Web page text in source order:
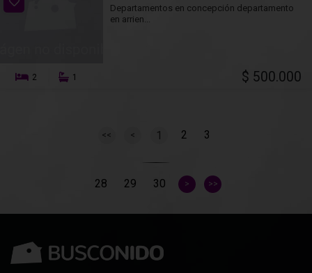
Departamentos en concepción departamento
en arrien...
2 1 $ 500.000
<< < 1 2 3
28 29 30 > >>